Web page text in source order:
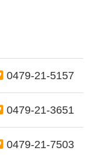
0479-21-5157
0479-21-3651
0479-21-7503